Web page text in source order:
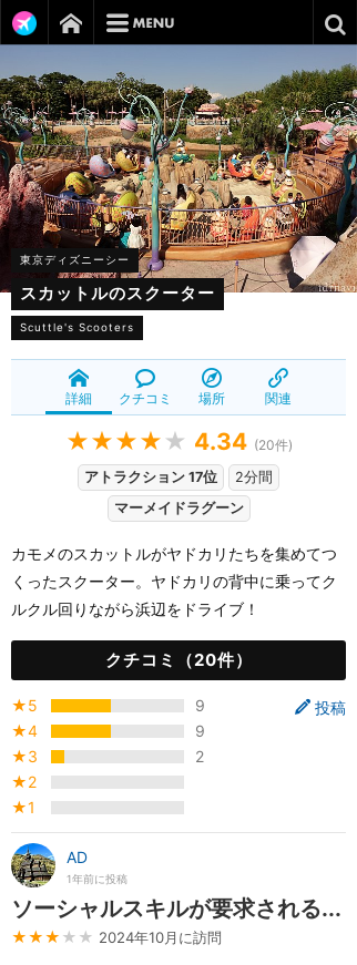
東京ディズニーシー
スカットルのスクーター
Scuttle's Scooters
詳細 クチコミ 場所 関連
★★★★ ★ 4.34 (20件)
アトラクション 17位
2分間
マーメイドラグーン
カモメのスカットルがヤドカリたちを集めてつ
くったスクーター。ヤドカリの背中に乗ってク
ルクル回りながら浜辺をドライブ！
クチコミ（20件）
投稿
★5
9
★4
9
★3
2
★2
★1
AD
1年前に投稿
ソーシャルスキルが要求される...
★★★ ★★ 2024年10月に訪問